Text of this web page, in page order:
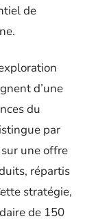
de
d’une
du
par
une offre
répartis
stratégie,
de 150